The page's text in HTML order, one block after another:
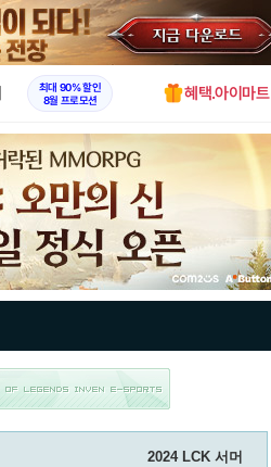
X
최대 90% 할인
8월 프로모션
혜택.아이마트
2024 LCK 서머